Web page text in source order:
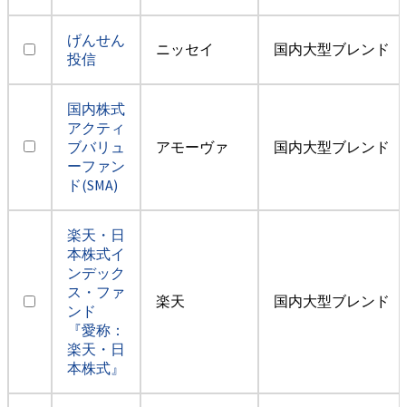
げんせん
投信
ニッセイ 国内大型ブレンド
国内株式
アクティ
ブバリュ
ーファン
ド(SMA)
アモーヴァ 国内大型ブレンド
楽天・日
本株式イ
ンデック
ス・ファ
ンド
『愛称：
楽天・日
本株式』
楽天 国内大型ブレンド